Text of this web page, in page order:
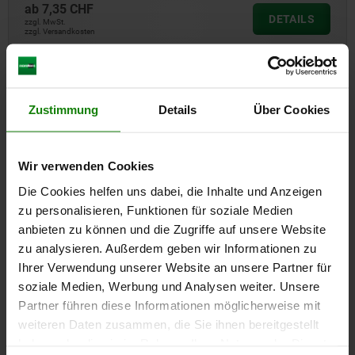
Zustimmung Details Über Cookies
Wir verwenden Cookies
Die Cookies helfen uns dabei, die Inhalte und Anzeigen
zu personalisieren, Funktionen für soziale Medien
anbieten zu können und die Zugriffe auf unsere Website
zu analysieren. Außerdem geben wir Informationen zu
Ihrer Verwendung unserer Website an unsere Partner für
soziale Medien, Werbung und Analysen weiter. Unsere
Partner führen diese Informationen möglicherweise mit
weiteren Daten zusammen, die Sie ihnen bereitgestellt
ab 7,35 CHF
zzgl. MwSt.
zzgl. Versandkosten
DETAILS
Spanner
ab 98,06 CHF
zzgl. MwSt.
zzgl. Versandkosten
DETAILS